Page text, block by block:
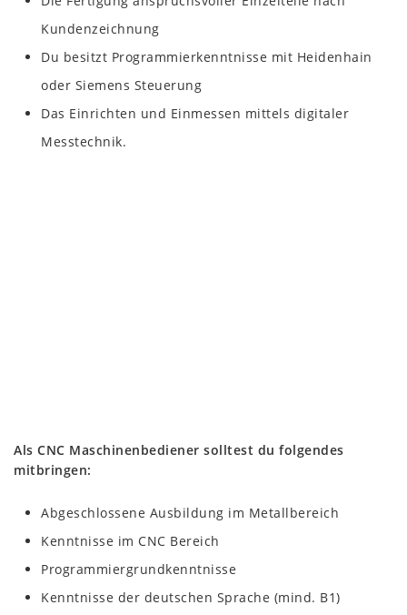
Kundenzeichnung
Du besitzt Programmierkenntnisse mit Heidenhain
oder Siemens Steuerung
Das Einrichten und Einmessen mittels digitaler
Messtechnik.
Als CNC Maschinenbediener solltest du folgendes
mitbringen:
Abgeschlossene Ausbildung im Metallbereich
Kenntnisse im CNC Bereich
Programmiergrundkenntnisse
Kenntnisse der deutschen Sprache (mind. B1)